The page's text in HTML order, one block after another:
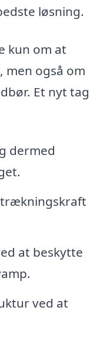
løsning.
kun om at
men også om
Et nyt tag
dermed
at beskytte
ved at